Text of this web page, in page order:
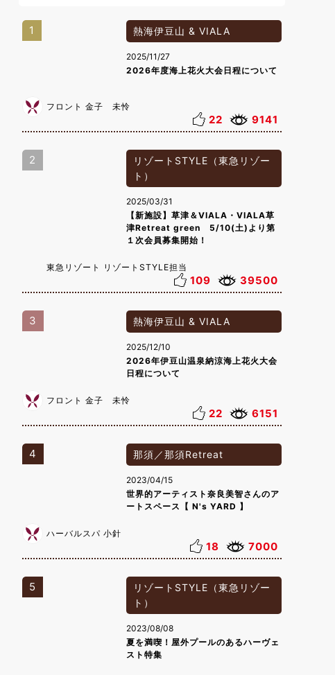
1 熱海伊豆山 & VIALA
2025/11/27
2026年度海上花火大会日程について
フロント 金子 未怜
22 9141
2
リゾートSTYLE（東急リゾー
ト）
2025/03/31
【新施設】草津＆VIALA・VIALA草
津Retreat green 5/10(土)より第
１次会員募集開始！
東急リゾート リゾートSTYLE担当
109 39500
3 熱海伊豆山 & VIALA
2025/12/10
2026年伊豆山温泉納涼海上花火大会
日程について
フロント 金子 未怜
22 6151
4 那須／那須Retreat
2023/04/15
世界的アーティスト奈良美智さんのア
ートスペース【 N's YARD 】
ハーバルスパ 小針
18 7000
5
リゾートSTYLE（東急リゾー
ト）
2023/08/08
夏を満喫！屋外プールのあるハーヴェ
スト特集